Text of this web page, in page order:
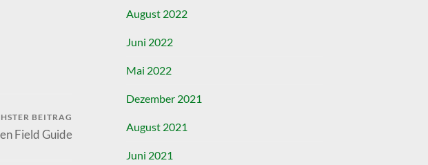
BEITRAG
Field Guide
August 2022
Juni 2022
Mai 2022
Dezember 2021
August 2021
Juni 2021